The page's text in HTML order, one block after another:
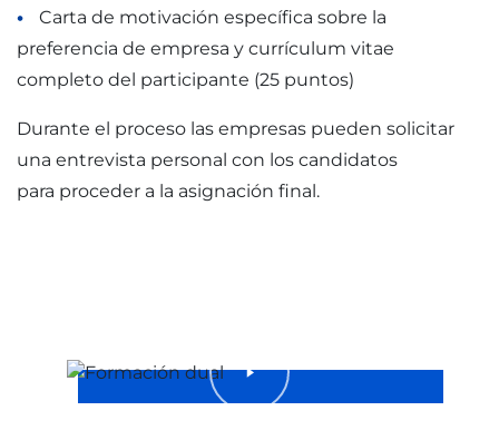
Carta de motivación específica sobre la
preferencia de empresa y currículum vitae
completo del participante (25 puntos)
Durante el proceso las empresas pueden solicitar
una entrevista personal con los candidatos
para proceder a la asignación final.